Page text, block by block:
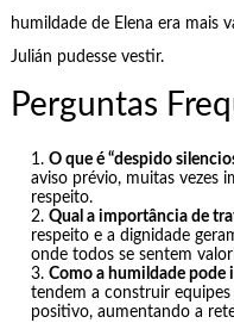
humildade de Elena era mais
Julián pudesse vestir.
Perguntas
O que é “despido
aviso prévio, muitas vezes
respeito.
Qual a importância de
respeito e a dignidade
onde todos se sentem
Como a humildade pode
tendem a construir
positivo, aumentando a